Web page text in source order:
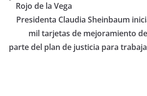
Rojo de la Vega
Presidenta Claudia Sheinbaum
mil tarjetas de mejoramiento
parte del plan de justicia para